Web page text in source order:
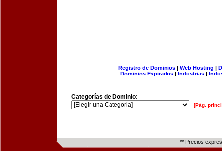
Registro de Dominios| Web Hosting |
Dominios Expirados | Industrias |
Categorías de Dominio:
[Pág.
** Precios